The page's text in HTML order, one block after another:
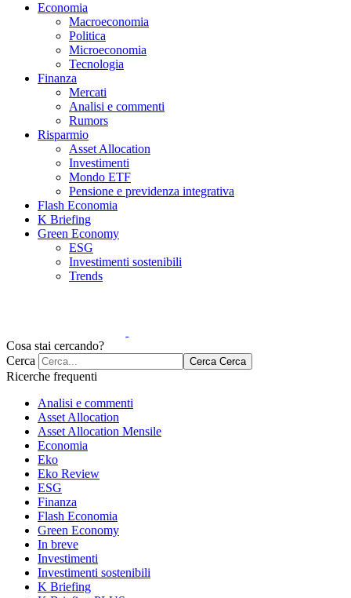
Economia
Macroeconomia
Politica
Microeconomia
Tecnologia
Finanza
Mercati
Analisi e commenti
Rumors
Risparmio
Asset Allocation
Investimenti
Mondo ETF
Pensione e previdenza integrativa
Flash Economia
K Briefing
Green Economy
ESG
Investimenti sostenibili
Trends
Cosa stai cercando?
Cerca
Cerca Cerca
Ricerche frequenti
Analisi e commenti
Asset Allocation
Asset Allocation Mensile
Economia
Eko
Eko Review
ESG
Finanza
Flash Economia
Green Economy
In breve
Investimenti
Investimenti sostenibili
K Briefing